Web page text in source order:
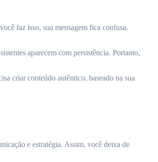
faz isso, sua mensagem fica confusa.
aparecem com persistência. Portanto,
criar conteúdo autêntico, baseado na sua
e estratégia. Assim, você deixa de